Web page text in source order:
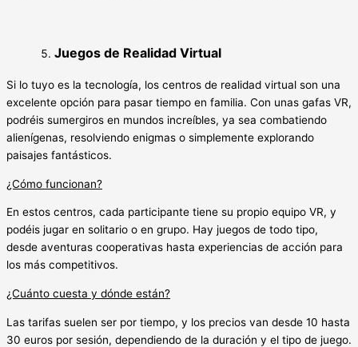
Juegos de Realidad Virtual
Si lo tuyo es la tecnología, los centros de realidad virtual son una
excelente opción para pasar tiempo en familia. Con unas gafas VR,
podréis sumergiros en mundos increíbles, ya sea combatiendo
alienígenas, resolviendo enigmas o simplemente explorando
paisajes fantásticos.
¿Cómo funcionan?
En estos centros, cada participante tiene su propio equipo VR, y
podéis jugar en solitario o en grupo. Hay juegos de todo tipo,
desde aventuras cooperativas hasta experiencias de acción para
los más competitivos.
¿Cuánto cuesta y dónde están?
Las tarifas suelen ser por tiempo, y los precios van desde 10 hasta
30 euros por sesión, dependiendo de la duración y el tipo de juego.